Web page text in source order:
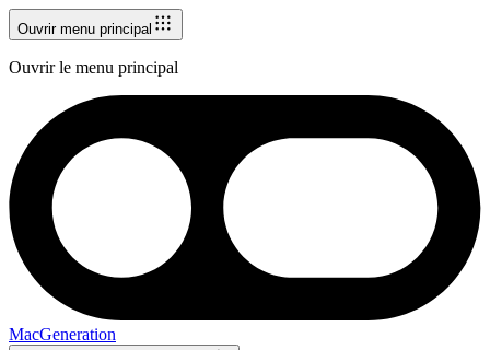
Ouvrir menu principal
Ouvrir le menu principal
MacGeneration